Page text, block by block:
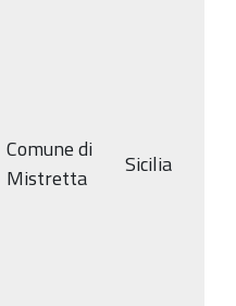
Comune di
Mistretta
Sicilia